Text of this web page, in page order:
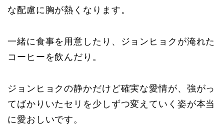
な配慮に胸が熱くなります。
一緒に食事を用意したり、ジョンヒョクが淹れた
コーヒーを飲んだり。
ジョンヒョクの静かだけど確実な愛情が、強がっ
てばかりいたセリを少しずつ変えていく姿が本当
に愛おしいです。